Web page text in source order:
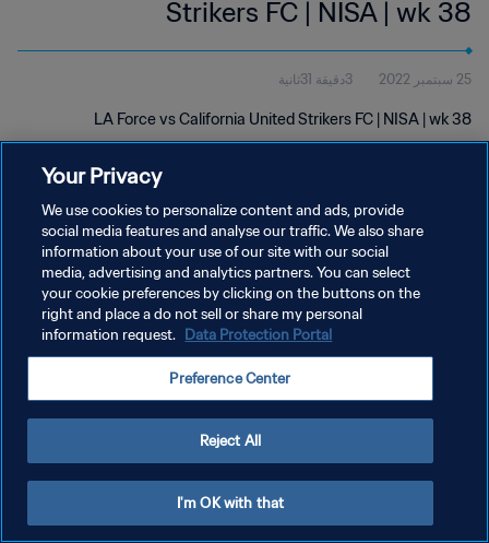
Strikers FC | NISA | wk 38
25 سبتمبر 2022 3دقيقة 31ثانية
LA Force vs California United Strikers FC | NISA | wk 38
سياسة الخصوصية
شروط الخدمة
إدارة تفضيلات ملفات تعريف الارتباط
Your Privacy
We use cookies to personalize content and ads, provide
social media features and analyse our traffic. We also share
information about your use of our site with our social
media, advertising and analytics partners. You can select
your cookie preferences by clicking on the buttons on the
right and place a do not sell or share my personal
information request. Data Protection Portal
Preference Center
Reject All
I'm OK with that